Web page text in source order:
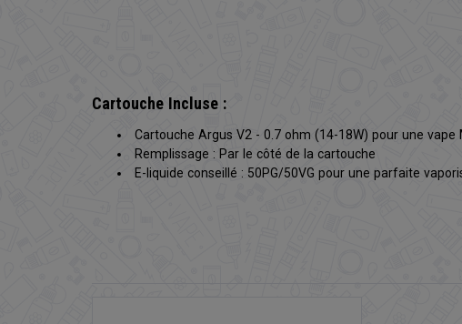
Cartouche Incluse :
Cartouche Argus V2 - 0.7 ohm (14-18W) pour une vape
Remplissage : Par le côté de la cartouche
E-liquide conseillé : 50PG/50VG pour une parfaite